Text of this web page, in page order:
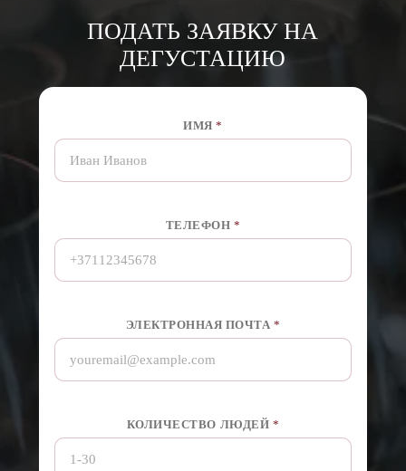
ПОДАТЬ ЗАЯВКУ НА
ДЕГУСТАЦИЮ
Ā
R
*
ИМЯ*
ТЕЛЕФОН *
ЭЛЕКТРОННАЯ ПОЧТА *
КОЛИЧЕСТВО ЛЮДЕЙ *